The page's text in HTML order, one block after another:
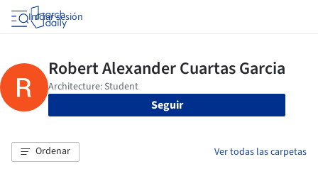
Iniciar sesión
Seguir
Ordenar Ver todas las carpetas